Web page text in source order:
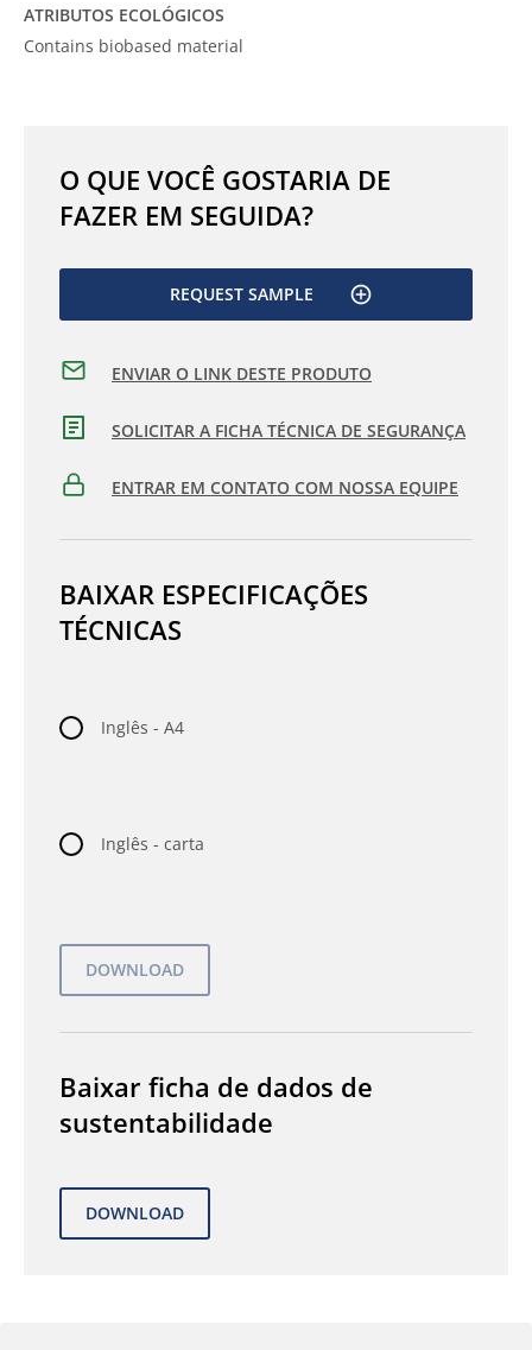
ATRIBUTOS ECOLÓGICOS
Contains biobased material
O QUE VOCÊ GOSTARIA DE
FAZER EM SEGUIDA?
REQUEST SAMPLE
ENVIAR O LINK DESTE PRODUTO
SOLICITAR A FICHA TÉCNICA DE SEGURANÇA
ENTRAR EM CONTATO COM NOSSA EQUIPE
BAIXAR ESPECIFICAÇÕES
TÉCNICAS
Inglês - A4
Inglês - carta
Baixar ficha de dados de
sustentabilidade